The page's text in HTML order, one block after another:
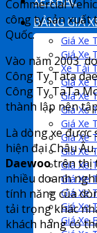
BẢNG GIÁ
Giá Xe
Giá Xe
Xe Tải
Giá Xe
Giá Xe
Giá Xe
Giá Xe
Giá Xe
Giá Xe
Giá Xe
Giá Xe
Giá Xe
Giá Xe
Giá Xe
Commercial
công ty sản xuất
Quốc.
Vào năm 2003
Công Ty Tata
Công Ty TaTa
thành lập nên
Là dòng xe được
hiện đại Châu
Daewootrên thị
nhiều doanh
tính năng của
tải trọng khác
khách hàng có